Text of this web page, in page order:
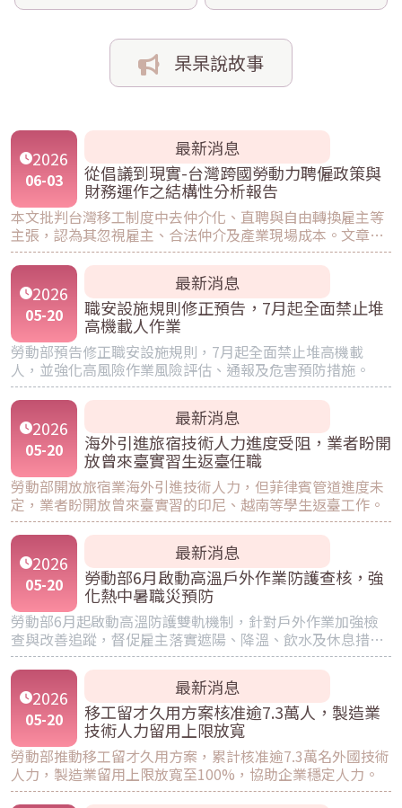
杲杲說故事
2026
06-03
最新消息
從倡議到現實-台灣跨國勞動力聘僱政策與
財務運作之結構性分析報告
本文批判台灣移工制度中去仲介化、直聘與自由轉換雇主等
主張，認為其忽視雇主、合法仲介及產業現場成本。文章指
出現行權責失衡，合法仲介承擔稅務與服務壓力，部分官方
與倡議系統卻監督不足。面對失聯黑工危機，主張以保證
金、自首、收容、勞役與遣返等措施，重建法治與市場秩
序。
2026
05-20
最新消息
職安設施規則修正預告，7月起全面禁止堆
高機載人作業
勞動部預告修正職安設施規則，7月起全面禁止堆高機載
人，並強化高風險作業風險評估、通報及危害預防措施。
2026
05-20
最新消息
海外引進旅宿技術人力進度受阻，業者盼開
放曾來臺實習生返臺任職
勞動部開放旅宿業海外引進技術人力，但菲律賓管道進度未
定，業者盼開放曾來臺實習的印尼、越南等學生返臺工作。
2026
05-20
最新消息
勞動部6月啟動高溫戶外作業防護查核，強
化熱中暑職災預防
勞動部6月起啟動高溫防護雙軌機制，針對戶外作業加強檢
查與改善追蹤，督促雇主落實遮陽、降溫、飲水及休息措
施。
2026
05-20
最新消息
移工留才久用方案核准逾7.3萬人，製造業
技術人力留用上限放寬
勞動部推動移工留才久用方案，累計核准逾7.3萬名外國技術
人力，製造業留用上限放寬至100%，協助企業穩定人力。